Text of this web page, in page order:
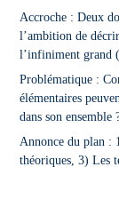
Accroche : Deux
l’ambition de
l’infiniment grand
Problématique :
élémentaires
dans son ensemble
Annonce du plan :
théoriques, 3) Les